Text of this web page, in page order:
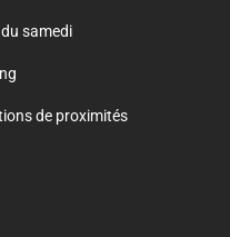
samedi
de proximités